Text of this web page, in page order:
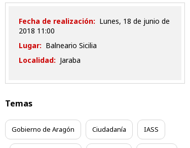
Fecha de realización: lunes, 18 de junio de
2018 11:00
Lugar: Balneario Sicilia
Localidad: Jaraba
Temas
Gobierno de Aragón Ciudadanía IASS